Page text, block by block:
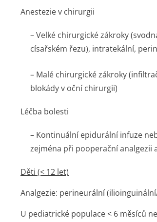
Anestezie v chirurgii
– Velké chirurgické zákroky
císařském řezu), intratekální,
– Malé chirurgické zákroky
blokády v oční chirurgii)
Léčba bolesti
– Kontinuální epidurální infuze
zejména při pooperační analgezii
Děti (< 12 let)
Analgezie: perineurální
U pediatrické populace < 6 měsíců